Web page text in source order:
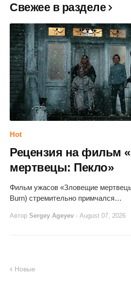
Свежее в разделе
Hot
Рецензия на фильм
мертвецы: Пекло»
Фильм ужасов «Зловещие
Burn) стремительно примчался…
Автор Sergey Ageyev - August 07, 2026
Новые